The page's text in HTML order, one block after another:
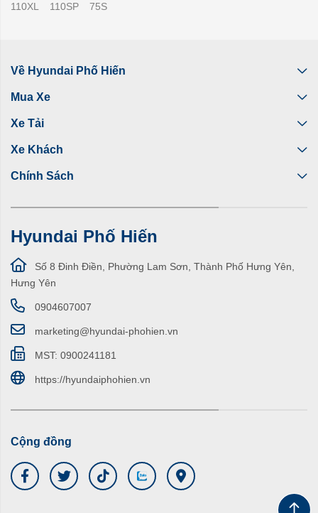
110XL
110SP 75S
Về Hyundai Phố Hiến
Mua Xe
Xe Tải
Xe Khách
Chính Sách
Hyundai Phố Hiến
Số 8 Đinh Điền, Phường Lam Sơn, Thành Phố Hưng Yên,
Hưng Yên
0904607007
marketing@hyundai-phohien.vn
MST: 0900241181
https://hyundaiphohien.vn
Cộng đồng